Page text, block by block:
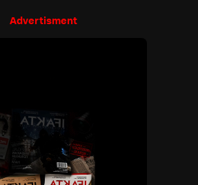
Advertisment